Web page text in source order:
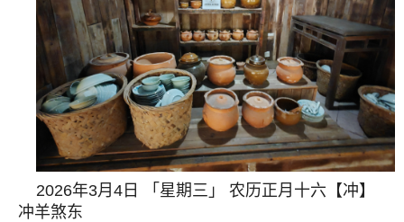
2026年3月4日 「星期三」 农历正月十六【冲】
冲羊煞东